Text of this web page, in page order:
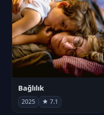
Bağlılık
2025 ★ 7.1